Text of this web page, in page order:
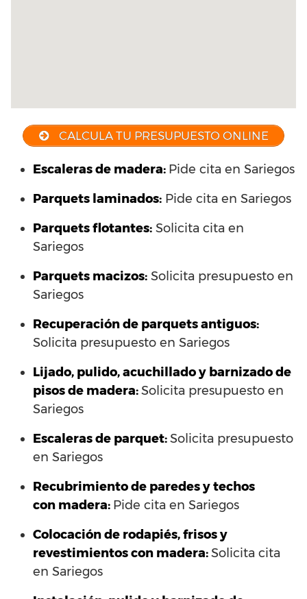
CALCULA TU PRESUPUESTO ONLINE
Escaleras de madera: Pide cita en Sariegos
Parquets laminados: Pide cita en Sariegos
Parquets flotantes: Solicita cita en
Sariegos
Parquets macizos: Solicita presupuesto en
Sariegos
Recuperación de parquets antiguos:
Solicita presupuesto en Sariegos
Lijado, pulido, acuchillado y barnizado de
pisos de madera:Solicita presupuesto en
Sariegos
Escaleras de parquet:Solicita presupuesto
en Sariegos
Recubrimiento de paredes y techos
con madera: Pide cita en Sariegos
Colocación de rodapiés, frisos y
revestimientos con madera:Solicita cita
en Sariegos